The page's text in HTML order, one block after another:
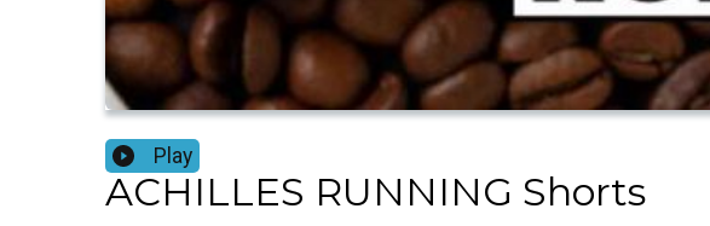
Play
ACHILLES RUNNING Shorts